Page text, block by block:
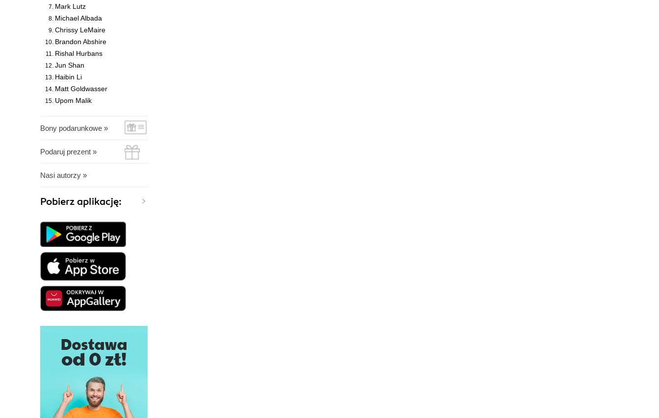
Mark Lutz
Michael Albada
Chrissy LeMaire
Brandon Abshire
Rishal Hurbans
Jun Shan
Haibin Li
Matt Goldwasser
Upom Malik
Bony podarunkowe »
Podaruj prezent »
Nasi autorzy »
Pobierz aplikację: